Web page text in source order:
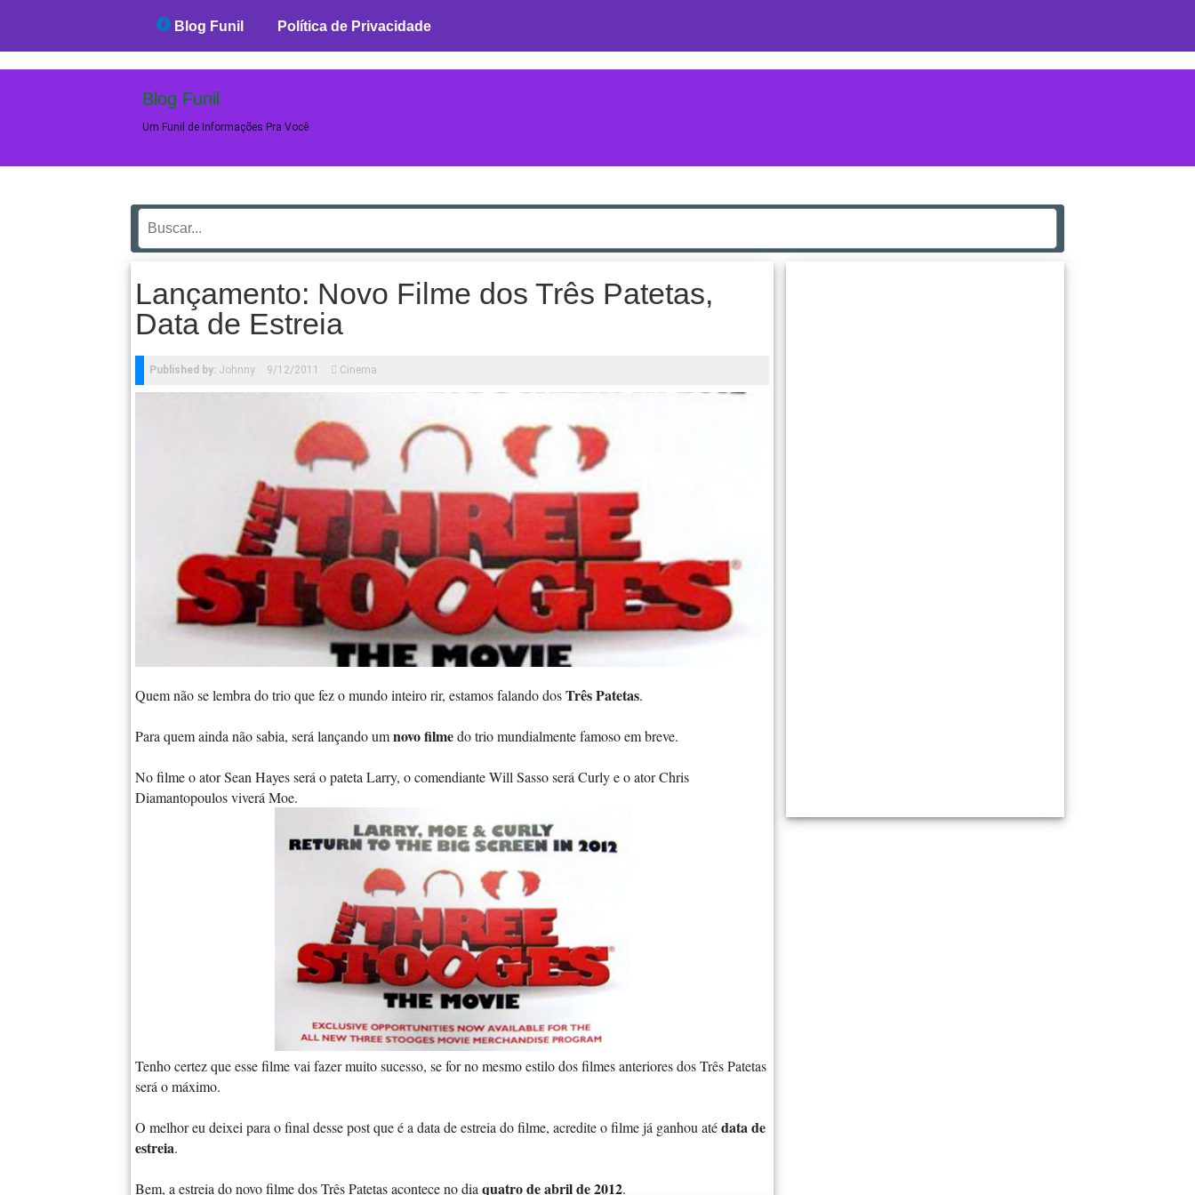
Blog Funil Política de Privacidade
Blog Funil
Um Funil de Informações Pra Você
Lançamento: Novo Filme dos Três Patetas,
Data de Estreia
Published by: Johnny 9/12/2011 Cinema
Quem não se lembra do trio que fez o mundo inteiro rir, estamos falando dosTrês Patetas.
Para quem ainda não sabia, será lançando umnovo filmedo trio mundialmente famoso em breve.
No filme o ator Sean Hayes será o pateta Larry, o comendiante Will Sasso será Curly e o ator Chris
Diamantopoulos viverá Moe.
Tenho certez que esse filme vai fazer muito sucesso, se for no mesmo estilo dos filmes anteriores dos Três Patetas
será o máximo.
O melhor eu deixei para o final desse post que é a data de estreia do filme, acredite o filme já ganhou atédata de
estreia.
Bem, a estreia do novo filme dos Três Patetas acontece no dia quatro de abril de 2012.